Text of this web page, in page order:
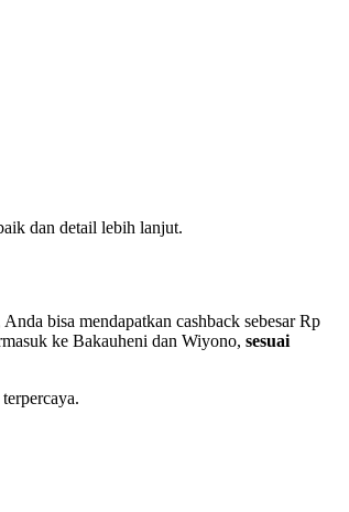
dan detail lebih lanjut.
bisa mendapatkan cashback sebesar Rp
ke Bakauheni dan Wiyono, sesuai